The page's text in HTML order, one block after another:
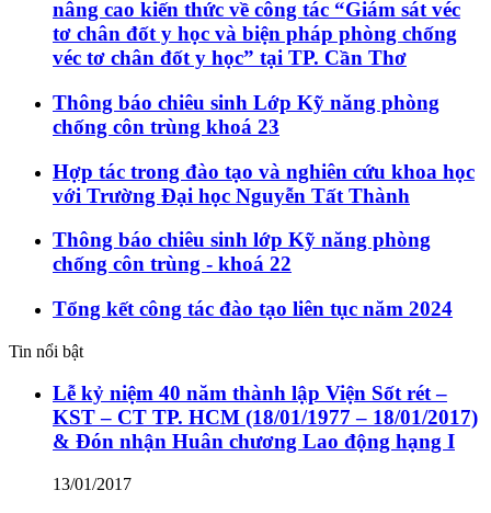
nâng cao kiến thức về công tác “Giám sát véc
tơ chân đốt y học và biện pháp phòng chống
véc tơ chân đốt y học” tại TP. Cần Thơ
Thông báo chiêu sinh Lớp Kỹ năng phòng
chống côn trùng khoá 23
Hợp tác trong đào tạo và nghiên cứu khoa học
với Trường Đại học Nguyễn Tất Thành
Thông báo chiêu sinh lớp Kỹ năng phòng
chống côn trùng - khoá 22
Tổng kết công tác đào tạo liên tục năm 2024
Tin nổi bật
Lễ kỷ niệm 40 năm thành lập Viện Sốt rét –
KST – CT TP. HCM (18/01/1977 – 18/01/2017)
& Đón nhận Huân chương Lao động hạng I
13/01/2017